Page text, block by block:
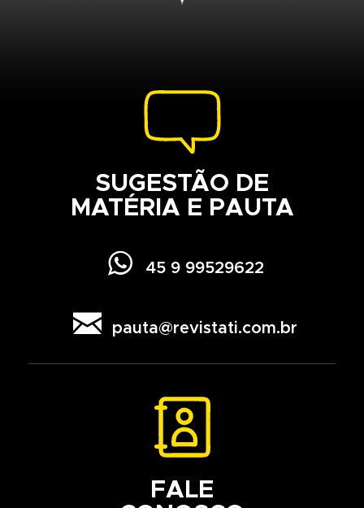
SUGESTÃO DE
MATÉRIA E PAUTA
 45 9 99529622
 pauta@revistati.com.br
FALE